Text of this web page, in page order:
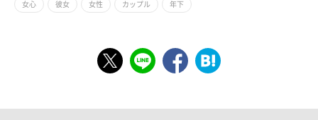
女心 彼女 女性 カップル 年下